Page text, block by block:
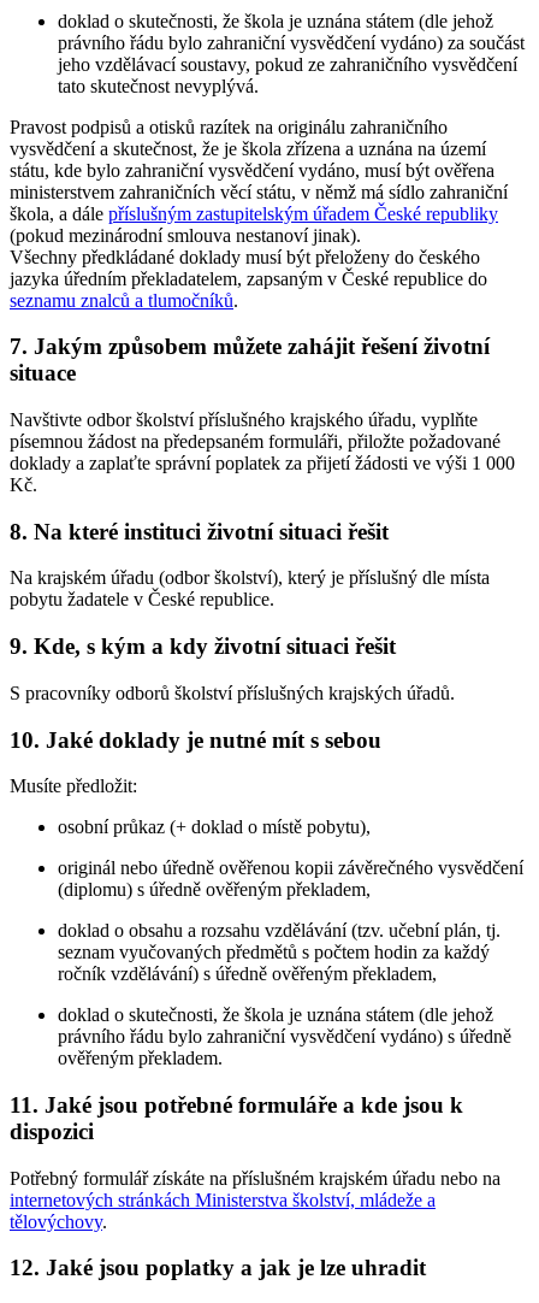
doklad o skutečnosti, že škola je uznána státem (dle jehož
právního řádu bylo zahraniční vysvědčení vydáno) za součást
jeho vzdělávací soustavy, pokud ze zahraničního vysvědčení
tato skutečnost nevyplývá.
Pravost podpisů a otisků razítek na originálu zahraničního
vysvědčení a skutečnost, že je škola zřízena a uznána na území
státu, kde bylo zahraniční vysvědčení vydáno, musí být ověřena
ministerstvem zahraničních věcí státu, v němž má sídlo zahraniční
škola, a dále příslušným zastupitelským úřadem České republiky
(pokud mezinárodní smlouva nestanoví jinak).
Všechny předkládané doklady musí být přeloženy do českého
jazyka úředním překladatelem, zapsaným v České republice do
seznamu znalců a tlumočníků.
7. Jakým způsobem můžete zahájit řešení životní
situace
Navštivte odbor školství příslušného krajského úřadu, vyplňte
písemnou žádost na předepsaném formuláři, přiložte požadované
doklady a zaplaťte správní poplatek za přijetí žádosti ve výši 1 000
Kč.
8. Na které instituci životní situaci řešit
Na krajském úřadu (odbor školství), který je příslušný dle místa
pobytu žadatele v České republice.
9. Kde, s kým a kdy životní situaci řešit
S pracovníky odborů školství příslušných krajských úřadů.
10. Jaké doklady je nutné mít s sebou
Musíte předložit:
osobní průkaz (+ doklad o místě pobytu),
originál nebo úředně ověřenou kopii závěrečného vysvědčení
(diplomu) s úředně ověřeným překladem,
doklad o obsahu a rozsahu vzdělávání (tzv. učební plán, tj.
seznam vyučovaných předmětů s počtem hodin za každý
ročník vzdělávání) s úředně ověřeným překladem,
doklad o skutečnosti, že škola je uznána státem (dle jehož
právního řádu bylo zahraniční vysvědčení vydáno) s úředně
ověřeným překladem.
11. Jaké jsou potřebné formuláře a kde jsou k
dispozici
Potřebný formulář získáte na příslušném krajském úřadu nebo na
internetových stránkách Ministerstva školství, mládeže a
tělovýchovy.
12. Jaké jsou poplatky a jak je lze uhradit